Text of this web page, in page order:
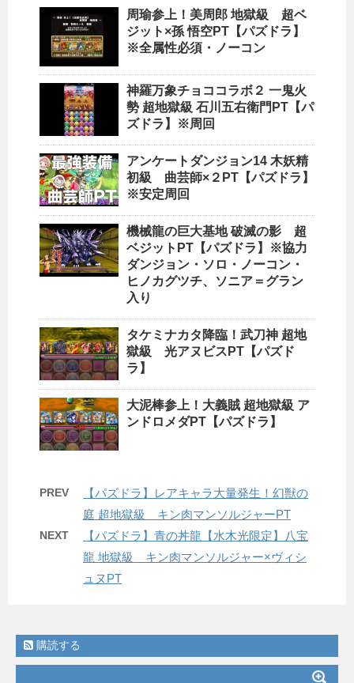
周瑜参上！美周郎 地獄級 超ベ
ジット×孫 悟空PT【パズドラ】
※全属性必須・ノーコン
神羅万象チョココラボ２ 一鬼火
勢 超地獄級 石川五右衛門PT【パ
ズドラ】※周回
アンケートダンジョン14 木妖精
初級 曲芸師×２PT【パズドラ】
※安定周回
機械龍の巨大基地 破滅の影 超
ベジットPT【パズドラ】※協力
ダンジョン・ソロ・ノーコン・
ヒノカグツチ、ソニア＝グラン
入り
タケミナカタ降臨！武刀神 超地
獄級 光アヌビスPT【パズド
ラ】
大泥棒参上！大義賊 超地獄級 ア
ンドロメダPT【パズドラ】
PREV
【パズドラ】レアキャラ大量発生！幻獣の
庭 超地獄級 キン肉マンソルジャーPT
NEXT
【パズドラ】青の丼龍【水木光限定】八宝
龍 地獄級 キン肉マンソルジャー×ヴィシ
ュヌPT
購読する